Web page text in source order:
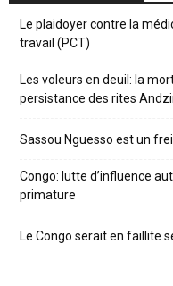
Le plaidoyer contre la
travail (PCT)
Les voleurs en deuil: la
persistance des rites
Sassou Nguesso est un
Congo: lutte d’influence
primature
Le Congo serait en faillite